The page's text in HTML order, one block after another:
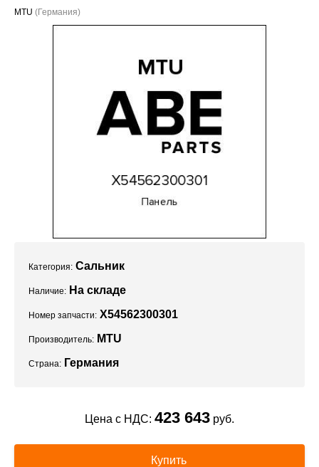
Проекты
MTU (Германия)
Категория: Сальник
Наличие: На складе
Номер запчасти: X54562300301
Производитель: MTU
Страна: Германия
Цена с НДС: 423 643 руб.
Купить